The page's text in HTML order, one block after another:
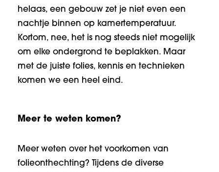
helaas, een gebouw zet je niet even een
nachtje binnen op kamertemperatuur.
Kortom, nee, het is nog steeds niet mogelijk
om elke ondergrond te beplakken. Maar
met de juiste folies, kennis en technieken
komen we een heel eind.
Meer te weten komen?
Meer weten over het voorkomen van
folieonthechting? Tijdens de diverse